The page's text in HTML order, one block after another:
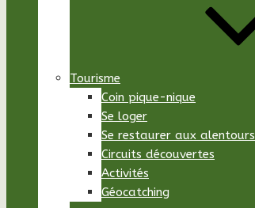
Tourisme
Coin pique-nique
Se loger
Se restaurer aux alentours
Circuits découvertes
Activités
Géocatching